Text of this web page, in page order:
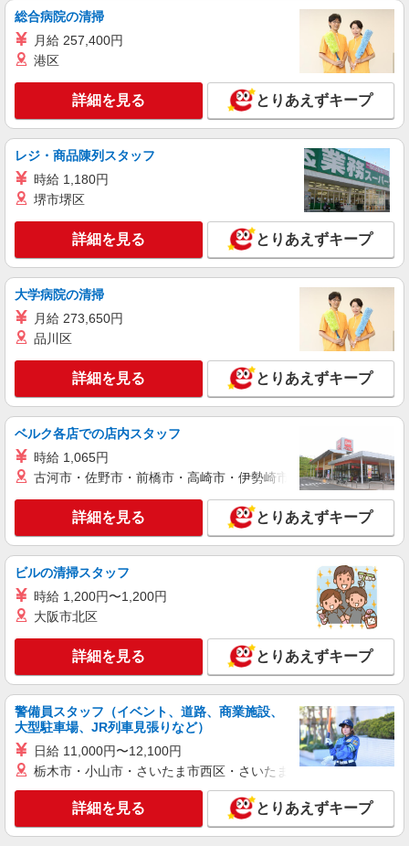
総合病院の清掃
月給 257,400円
港区
詳細を見る とりあえずキープ
レジ・商品陳列スタッフ
時給 1,180円
堺市堺区
詳細を見る とりあえずキープ
大学病院の清掃
月給 273,650円
品川区
詳細を見る とりあえずキープ
ベルク各店での店内スタッフ
時給 1,065円
古河市・佐野市・前橋市・高崎市・伊勢崎市・太田市・館林市
詳細を見る とりあえずキープ
ビルの清掃スタッフ
時給 1,200円〜1,200円
大阪市北区
詳細を見る とりあえずキープ
警備員スタッフ（イベント、道路、商業施設、
大型駐車場、JR列車見張りなど）
日給 11,000円〜12,100円
栃木市・小山市・さいたま市西区・さいたま市岩槻区・久喜市・
詳細を見る とりあえずキープ